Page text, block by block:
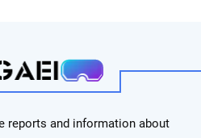
reports and information about